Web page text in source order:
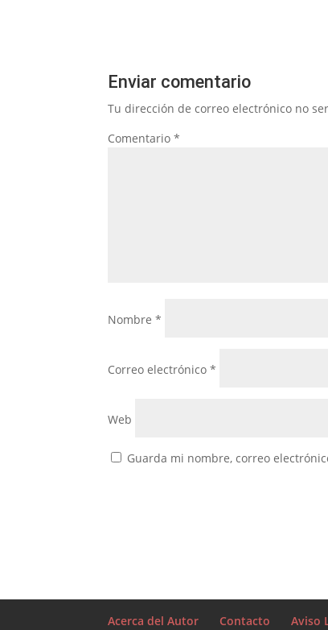
Enviar comentario
Tu dirección de correo electrónico no
Comentario*
Nombre*
Correo electrónico*
Web
Guarda mi nombre, correo
Acerca del Autor Contacto Aviso